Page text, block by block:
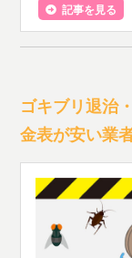
記事を見る
ゴキブリ退治
金表が安い業